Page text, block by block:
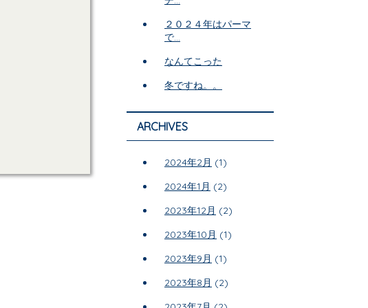
２０２４年はパーマ
で...
なんてこった
冬ですね。。
ARCHIVES
2024年2月 (1)
2024年1月 (2)
2023年12月 (2)
2023年10月 (1)
2023年9月 (1)
2023年8月 (2)